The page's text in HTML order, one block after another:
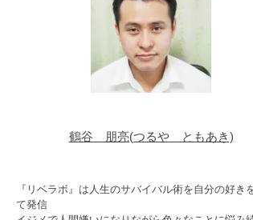
鶴谷 朋亮(つるや ともあき)
『リベラボ』は人生のサバイバル術を自分の好き
て発信